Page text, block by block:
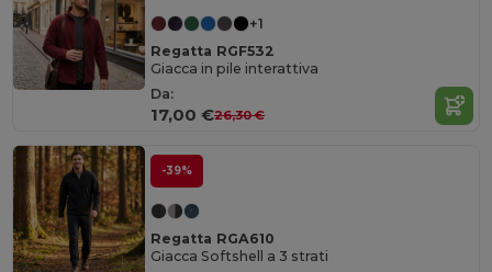
+1
Regatta RGF532
Giacca in pile interattiva
Da:
17,00 €26,30 €
-39%
Regatta RGA610
Giacca Softshell a 3 strati